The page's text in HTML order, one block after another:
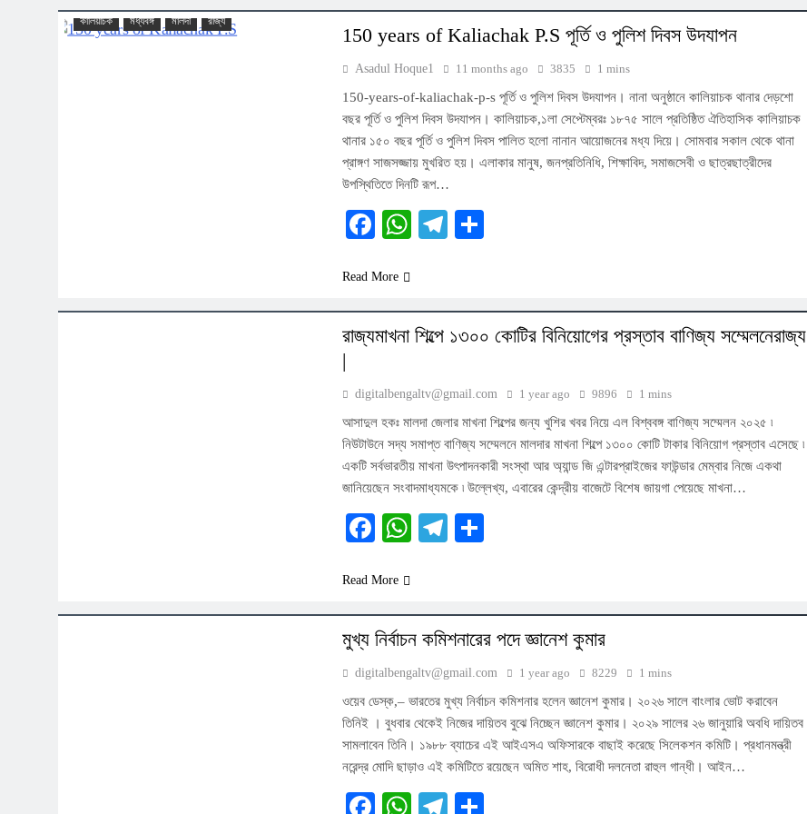
কালিয়াচক মধ্যবঙ্গ মালদা রাজ্য
150 years of Kaliachak P.S পূর্তি ও পুলিশ দিবস উদযাপন
Asadul Hoque1 11 months ago 3835 1 mins
150-years-of-kaliachak-p-s পূর্তি ও পুলিশ দিবস উদযাপন। নানা অনুষ্ঠানে কালিয়াচক থানার দেড়শো
বছর পূর্তি ও পুলিশ দিবস উদযাপন। কালিয়াচক,১লা সেপ্টেম্বরঃ ১৮৭৫ সালে প্রতিষ্ঠিত ঐতিহাসিক কালিয়াচক
থানার ১৫০ বছর পূর্তি ও পুলিশ দিবস পালিত হলো নানান আয়োজনের মধ্য দিয়ে। সোমবার সকাল থেকে থানা
প্রাঙ্গণ সাজসজ্জায় মুখরিত হয়। এলাকার মানুষ, জনপ্রতিনিধি, শিক্ষাবিদ, সমাজসেবী ও ছাত্রছাত্রীদের
উপস্থিতিতে দিনটি রূপ…
Facebook
WhatsApp
Telegram
Read More
রাজ্যমাখনা শিল্পে ১৩০০ কোটির বিনিয়োগের প্রস্তাব বাণিজ্য সম্মেলনেরাজ্য
|
digitalbengaltv@gmail.com 1 year ago 9896 1 mins
আসাদুল হকঃ মালদা জেলার মাখনা শিল্পের জন্য খুশির খবর নিয়ে এল বিশ্ববঙ্গ বাণিজ্য সম্মেলন ২০২৫ ৷
নিউটাউনে সদ্য সমাপ্ত বাণিজ্য সম্মেলনে মালদার মাখনা শিল্পে ১৩০০ কোটি টাকার বিনিয়োগ প্রস্তাব এসেছে ৷
একটি সর্বভারতীয় মাখনা উৎপাদনকারী সংস্থা আর অ্যান্ড জি এন্টারপ্রাইজের ফাউন্ডার মেম্বার নিজে একথা
জানিয়েছেন সংবাদমাধ্যমকে ৷ উল্লেখ্য, এবারের কেন্দ্রীয় বাজেটে বিশেষ জায়গা পেয়েছে মাখনা…
Facebook
WhatsApp
Telegram
Read More
মুখ্য নির্বাচন কমিশনারের পদে জ্ঞানেশ কুমার
digitalbengaltv@gmail.com 1 year ago 8229 1 mins
ওয়েব ডেস্ক,– ভারতের মুখ্য নির্বাচন কমিশনার হলেন জ্ঞানেশ কুমার। ২০২৬ সালে বাংলার ভোট করাবেন
তিনিই । বুধবার থেকেই নিজের দায়িতব বুঝে নিচ্ছেন জ্ঞানেশ কুমার। ২০২৯ সালের ২৬ জানুয়ারি অবধি দায়িতব
সামলাবেন তিনি। ১৯৮৮ ব্যাচের এই আইএসএ অফিসারকে বাছাই করেছে সিলেকশন কমিটি। প্রধানমন্ত্রী
নরেন্দ্র মোদি ছাড়াও এই কমিটিতে রয়েছেন অমিত শাহ, বিরোধী দলনেতা রাহুল গান্ধী। আইন…
Facebook
WhatsApp
Telegram